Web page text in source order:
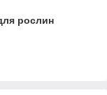
рослин